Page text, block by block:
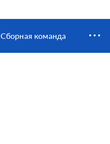
Сборная команда